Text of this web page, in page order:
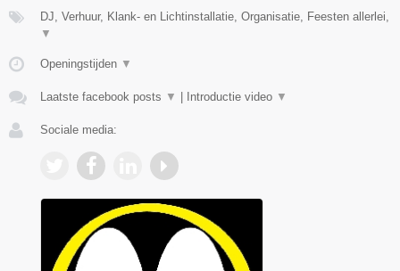
DJ, Verhuur, Klank- en Lichtinstallatie, Organisatie, Feesten allerlei,
▼
Openingstijden ▼
Laatste facebook posts ▼ Introductie video ▼
Sociale media: